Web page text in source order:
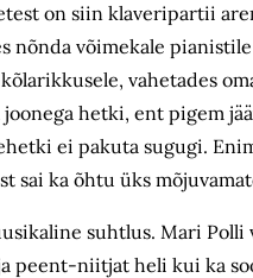
on siin klaveripartii
nõnda võimekale
vahetades
hetki, ent pigem
ei pakuta sugugi.
sai ka õhtu üks
suhtlus. Mari
peent-niitjat heli kui ka